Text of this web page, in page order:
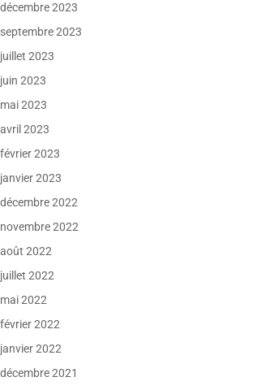
décembre 2023
septembre 2023
juillet 2023
juin 2023
mai 2023
avril 2023
février 2023
janvier 2023
décembre 2022
novembre 2022
août 2022
juillet 2022
mai 2022
février 2022
janvier 2022
décembre 2021